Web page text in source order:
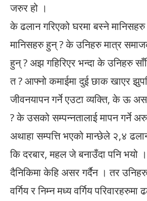
जरुर हो ।
के ढलान गरिएको घरमा बस्ने मानिसहरु
मानिसहरु हुन् ? के उनिहरु मात्र
हुन् ? अझ गहिरिएर भन्दा के उनिहरु
त ? आफ्नो कमाईमा दुई छाक खाएर
जीवनयापन गर्ने एउटा व्यक्ति, के ऊ
? के उसको सम्पन्नतालाई मापन गर्ने
अथाहा सम्पत्ति भएको मान्छेले २,४
कि दरबार, महल जे बनाउँदा पनि
दैनिकिमा केहि असर गर्दैन । तर
वर्गिय र निम्न मध्य वर्गिय